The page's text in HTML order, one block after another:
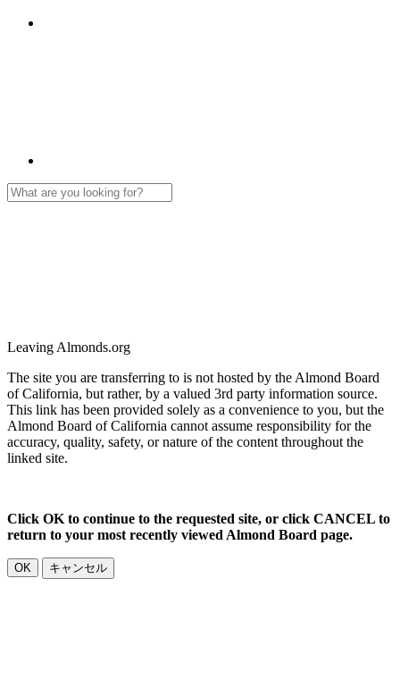
Leaving Almonds.org
The site you are transferring to is not hosted by the Almond Board
of California, but rather, by a valued 3rd party information source.
This link has been provided solely as a convenience to you, but the
Almond Board of California cannot assume responsibility for the
accuracy, quality, safety, or nature of the content throughout the
linked site.
Click OK to continue to the requested site, or click CANCEL to
return to your most recently viewed Almond Board page.
OK キャンセル